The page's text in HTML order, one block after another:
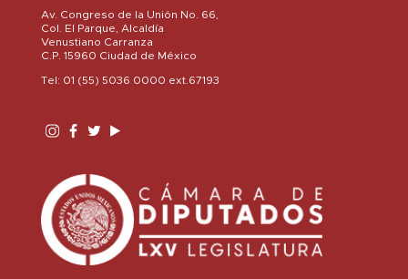
Av. Congreso de la Unión No. 66,
Col. El Parque, Alcaldía
Venustiano Carranza
C.P. 15960 Ciudad de México
Tel: 01 (55) 5036 0000 ext.67193